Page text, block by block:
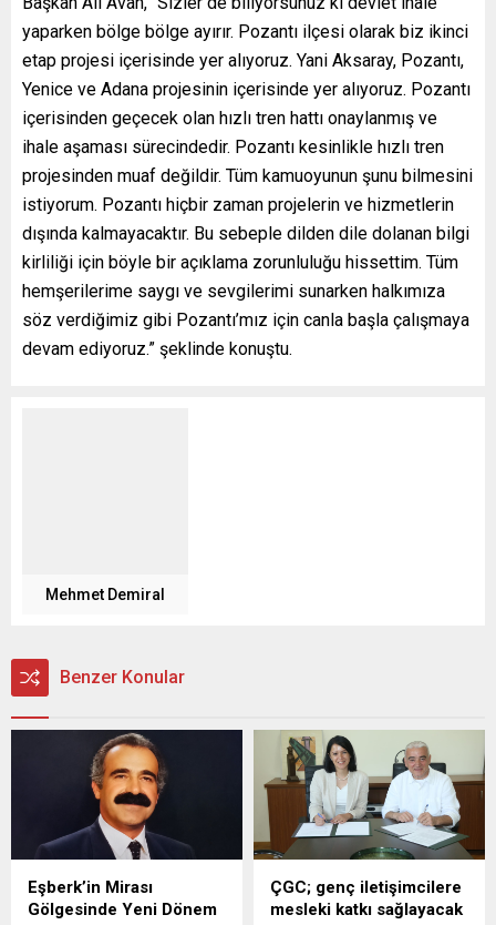
yaparken bölge bölge ayırır. Pozantı ilçesi olarak biz ikinci
etap projesi içerisinde yer alıyoruz. Yani Aksaray, Pozantı,
Yenice ve Adana projesinin içerisinde yer alıyoruz. Pozantı
içerisinden geçecek olan hızlı tren hattı onaylanmış ve
ihale aşaması sürecindedir. Pozantı kesinlikle hızlı tren
projesinden muaf değildir. Tüm kamuoyunun şunu bilmesini
istiyorum. Pozantı hiçbir zaman projelerin ve hizmetlerin
dışında kalmayacaktır. Bu sebeple dilden dile dolanan bilgi
kirliliği için böyle bir açıklama zorunluluğu hissettim. Tüm
hemşerilerime saygı ve sevgilerimi sunarken halkımıza
söz verdiğimiz gibi Pozantı’mız için canla başla çalışmaya
devam ediyoruz.” şeklinde konuştu.
Mehmet Demiral
Benzer Konular
Eşberk’in Mirası
Gölgesinde Yeni Dönem
ÇGC; genç iletişimcilere
mesleki katkı sağlayacak